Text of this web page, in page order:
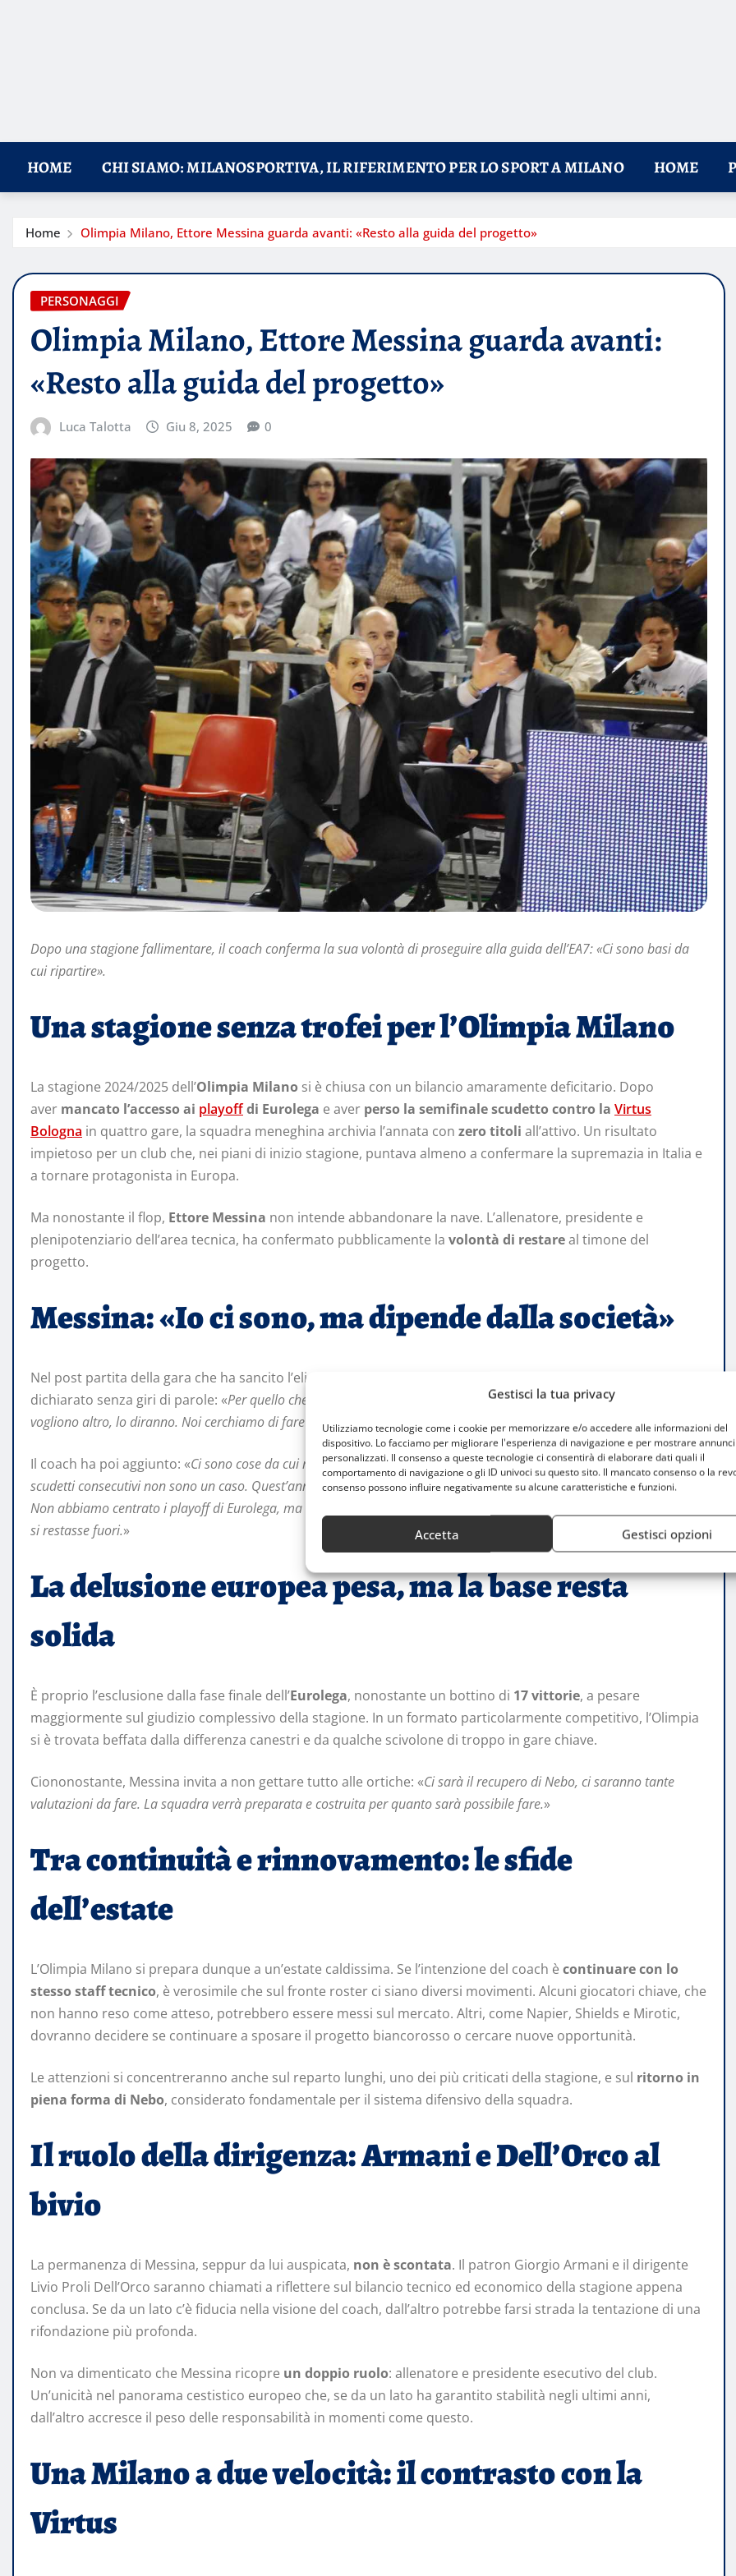
Gestisci la tua privacy
Utilizziamo tecnologie come i cookie per memorizzare e/o accedere alle informazioni del
dispositivo. Lo facciamo per migliorare l'esperienza di navigazione e per mostrare
personalizzati. Il consenso a queste tecnologie ci consentirà di elaborare dati quali il
comportamento di navigazione o gli ID univoci su questo sito. Il mancato consenso o la
consenso possono influire negativamente su alcune caratteristiche e funzioni.
Accetta Gestisci opzioni
HOME CHI SIAMO: MILANOSPORTIVA, IL RIFERIMENTO PER LO SPORT A MILANO HOME
Home Olimpia Milano, Ettore Messina guarda avanti: «Resto alla guida del progetto»
PERSONAGGI
Olimpia Milano, Ettore Messina guarda avanti:
«Resto alla guida del progetto»
Luca Talotta Giu 8, 2025 0
Dopo una stagione fallimentare, il coach conferma la sua volontà di proseguire alla guida dell’EA7: «Ci sono basi da
cui ripartire».
Una stagione senza trofei per l’Olimpia Milano
La stagione 2024/2025 dell’Olimpia Milano si è chiusa con un bilancio amaramente deficitario. Dopo
aver mancato l’accesso ai playoffdi Eurolega e aver perso la semifinale scudetto contro la Virtus
Bologna in quattro gare, la squadra meneghina archivia l’annata con zero titoli all’attivo. Un risultato
impietoso per un club che, nei piani di inizio stagione, puntava almeno a confermare la supremazia in Italia e
a tornare protagonista in Europa.
Ma nonostante il flop, Ettore Messina non intende abbandonare la nave. L’allenatore, presidente e
plenipotenziario dell’area tecnica, ha confermato pubblicamente la volontà di restareal timone del
progetto.
Messina: «Io ci sono, ma dipende dalla società»
Nel post partita della gara che ha sancito l’eliminazione dai playoff per mano della Virtus, Ettore Messina ha
dichiarato senza giri di parole: «Per quello che mi riguarda, sì, riparto da me stesso. Se il signor Armani e Dell’Orco
vogliono altro, lo diranno. Noi cerchiamo di fare il meglio possibile
».
Il coach ha poi aggiunto: «Ci sono cose da cui ripartire. Abbiamo avuto buone stagioni e altre meno buone. Tre
scudetti consecutivi non sono un caso. Quest’anno abbiamo fatto due finali, e purtroppo non siamo arrivati in fondo.
Non abbiamo centrato i playoff di Eurolega, ma con 17 vittorie. Non era mai successo che con quel numero di successi
si restasse fuori.»
La delusione europea pesa, ma la base resta
solida
È proprio l’esclusione dalla fase finale dell’Eurolega, nonostante un bottino di 17 vittorie, a pesare
maggiormente sul giudizio complessivo della stagione. In un formato particolarmente competitivo, l’Olimpia
si è trovata beffata dalla differenza canestri e da qualche scivolone di troppo in gare chiave.
Ciononostante, Messina invita a non gettare tutto alle ortiche: «Ci sarà il recupero di Nebo, ci saranno tante
valutazioni da fare. La squadra verrà preparata e costruita per quanto sarà possibile fare.»
Tra continuità e rinnovamento: le sfide
dell’estate
L’Olimpia Milano si prepara dunque a un’estate caldissima. Se l’intenzione del coach è continuare con lo
stesso staff tecnico, è verosimile che sul fronte roster ci siano diversi movimenti. Alcuni giocatori chiave, che
non hanno reso come atteso, potrebbero essere messi sul mercato. Altri, come Napier, Shields e Mirotic,
dovranno decidere se continuare a sposare il progetto biancorosso o cercare nuove opportunità.
Le attenzioni si concentreranno anche sul reparto lunghi, uno dei più criticati della stagione, e sul ritorno in
piena forma di Nebo, considerato fondamentale per il sistema difensivo della squadra.
Il ruolo della dirigenza: Armani e Dell’Orco al
bivio
La permanenza di Messina, seppur da lui auspicata, non è scontata. Il patron Giorgio Armani e il dirigente
Livio Proli Dell’Orco saranno chiamati a riflettere sul bilancio tecnico ed economico della stagione appena
conclusa. Se da un lato c’è fiducia nella visione del coach, dall’altro potrebbe farsi strada la tentazione di una
rifondazione più profonda.
Non va dimenticato che Messina ricopre un doppio ruolo: allenatore e presidente esecutivo del club.
Un’unicità nel panorama cestistico europeo che, se da un lato ha garantito stabilità negli ultimi anni,
dall’altro accresce il peso delle responsabilità in momenti come questo.
Una Milano a due velocità: il contrasto con la
Virtus